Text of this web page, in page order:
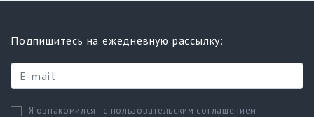
Подпишитесь на ежедневную рассылку:
Я ознакомился с пользовательским соглашением